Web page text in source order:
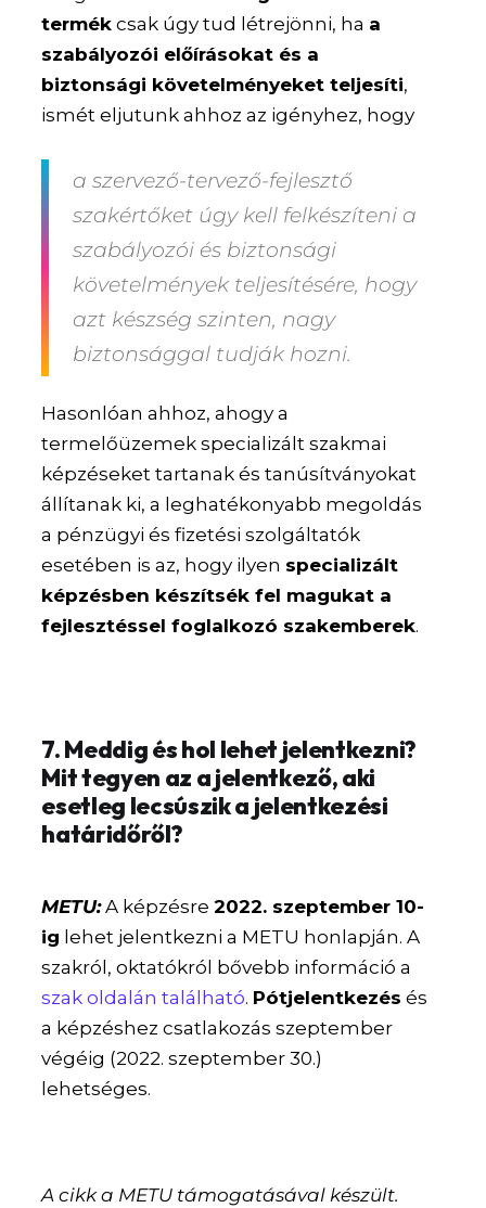
termék csak úgy tud létrejönni, ha a
szabályozói előírásokat és a
biztonsági követelményeket teljesíti,
ismét eljutunk ahhoz az igényhez, hogy
a szervező-tervező-fejlesztő
szakértőket úgy kell felkészíteni a
szabályozói és biztonsági
követelmények teljesítésére, hogy
azt készség szinten, nagy
biztonsággal tudják hozni.
Hasonlóan ahhoz, ahogy a
termelőüzemek specializált szakmai
képzéseket tartanak és tanúsítványokat
állítanak ki, a leghatékonyabb megoldás
a pénzügyi és fizetési szolgáltatók
esetében is az, hogy ilyen specializált
képzésben készítsék fel magukat a
fejlesztéssel foglalkozó szakemberek.
7. Meddig és hol lehet jelentkezni?
Mit tegyen az a jelentkező, aki
esetleg lecsúszik a jelentkezési
határidőről?
METU:A képzésre2022. szeptember 10-
ig lehet jelentkezni a METU honlapján. A
szakról, oktatókról bővebb információ a
szak oldalán található. Pótjelentkezés és
a képzéshez csatlakozás szeptember
végéig (2022. szeptember 30.)
lehetséges.
A cikk a METU támogatásával készült.